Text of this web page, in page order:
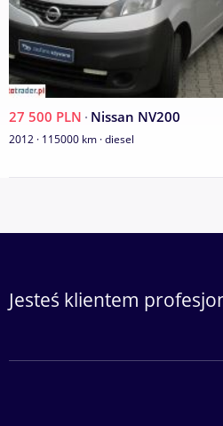
27 500 PLN · Nissan NV200
2012 · 115000 km · diesel
Jesteś klientem